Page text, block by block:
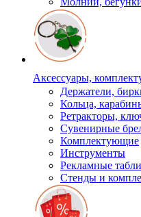
Аксессуары,
Держатели,
Кольца,
Ретракторы,
Сувенирные
Комплектующие
Инструменты
Рекламные
Стенды и